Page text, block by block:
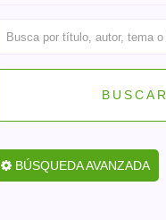
BUSCAR
BÚSQUEDA AVANZADA